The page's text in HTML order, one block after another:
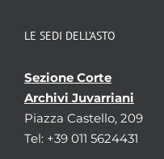
LE SEDI DELL’ASTO
Sezione Corte
Archivi Juvarriani
Piazza Castello, 209
Tel: +39 011 5624431